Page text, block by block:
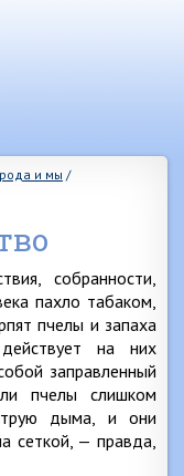
и мы /
собранности,
пахло табаком,
пчелы и запаха
на них
заправленный
пчелы слишком
дыма, и они
сеткой, — правда,